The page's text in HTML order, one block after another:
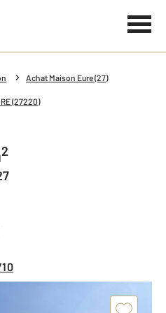
Achat Maison Eure (27)
(27220)
2